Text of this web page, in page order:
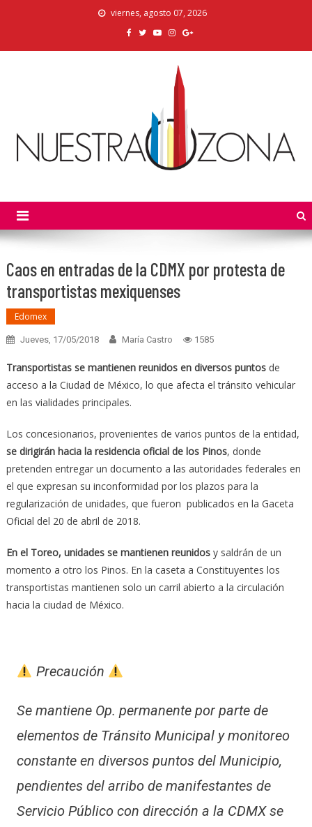
viernes, agosto 07, 2026
Caos en entradas de la CDMX por protesta de
transportistas mexiquenses
Edomex
Jueves, 17/05/2018 María Castro 1585
Transportistas se mantienen reunidos en diversos puntosde
acceso a la Ciudad de México, lo que afecta el tránsito vehicular
en las vialidades principales.
Los concesionarios, provenientes de varios puntos de la entidad,
se dirigirán hacia la residencia oficial de los Pinos, donde
pretenden entregar un documento a las autoridades federales en
el que expresan su inconformidad por los plazos para la
regularización de unidades, que fueron publicados en la Gaceta
Oficial del 20 de abril de 2018.
En el Toreo, unidades se mantienen reunidosy saldrán de un
momento a otro los Pinos. En la caseta a Constituyentes los
transportistas mantienen solo un carril abierto a la circulación
hacia la ciudad de México.
Precaución
Se mantiene Op. permanente por parte de
elementos de Tránsito Municipal y monitoreo
constante en diversos puntos del Municipio,
pendientes del arribo de manifestantes de
Servicio Público con dirección a la CDMX se